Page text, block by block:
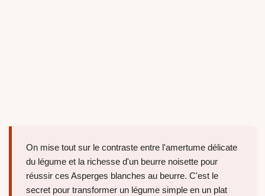
On mise tout sur le contraste entre l'amertume délicate
du légume et la richesse d'un beurre noisette pour
réussir ces Asperges blanches au beurre. C'est le
secret pour transformer un légume simple en un plat